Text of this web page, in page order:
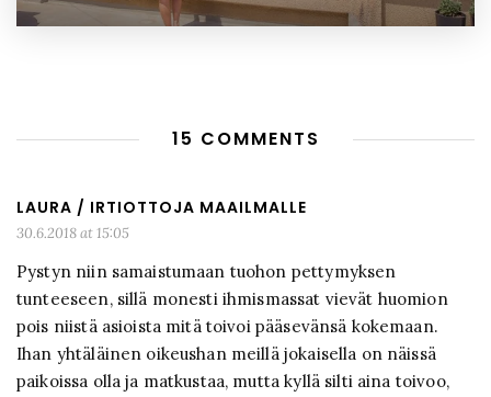
15 COMMENTS
LAURA / IRTIOTTOJA MAAILMALLE
30.6.2018 at 15:05
Pystyn niin samaistumaan tuohon pettymyksen
tunteeseen, sillä monesti ihmismassat vievät huomion
pois niistä asioista mitä toivoi pääsevänsä kokemaan.
Ihan yhtäläinen oikeushan meillä jokaisella on näissä
paikoissa olla ja matkustaa, mutta kyllä silti aina toivoo,